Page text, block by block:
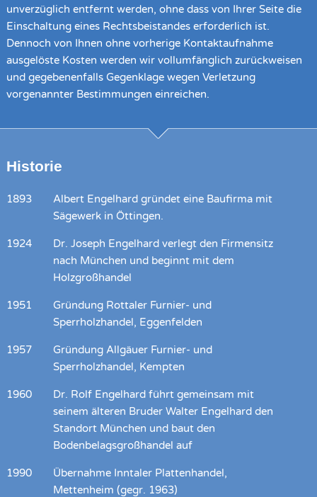
unverzüglich entfernt werden, ohne dass von Ihrer Seite die
Einschaltung eines Rechtsbeistandes erforderlich ist.
Dennoch von Ihnen ohne vorherige Kontaktaufnahme
ausgelöste Kosten werden wir vollumfänglich zurückweisen
und gegebenenfalls Gegenklage wegen Verletzung
vorgenannter Bestimmungen einreichen.
Historie
1893
Albert Engelhard gründet eine Baufirma mit
Sägewerk in Öttingen.
1924
Dr. Joseph Engelhard verlegt den Firmensitz
nach München und beginnt mit dem
Holzgroßhandel
1951
Gründung Rottaler Furnier- und
Sperrholzhandel, Eggenfelden
1957
Gründung Allgäuer Furnier- und
Sperrholzhandel, Kempten
1960
Dr. Rolf Engelhard führt gemeinsam mit
seinem älteren Bruder Walter Engelhard den
Standort München und baut den
Bodenbelagsgroßhandel auf
1990
Übernahme Inntaler Plattenhandel,
Mettenheim (gegr. 1963)